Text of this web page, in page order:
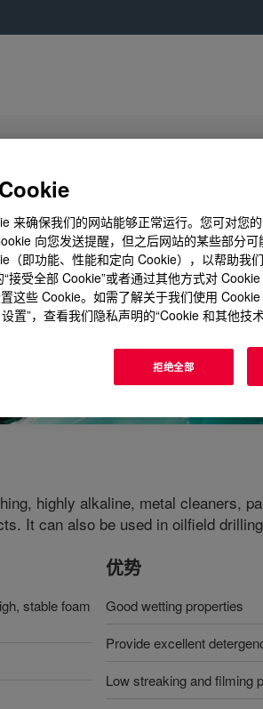
highly alkaline, metal cleaners,
It can also be used in oilfield
stable foam
优势
Good wetting properties
Provide excellent
Low streaking and filming
来确保我们的网站能够正常运行。您可对您
向您发送提醒，但之后网站的某些部分
（即功能、性能和定向 Cookie），以帮助我
接受全部 Cookie”或者通过其他方式对
这些 Cookie。如需了解关于我们使用
置”，查看我们隐私声明的“Cookie 和其他技术
拒绝全部